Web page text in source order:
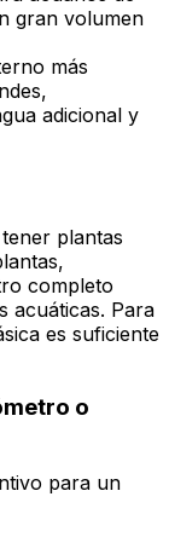
gran volumen
más
adicional y
plantas
completo
acuáticas. Para
es suficiente
o
para un